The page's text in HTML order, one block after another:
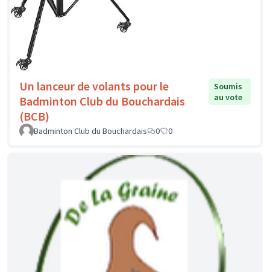
Un lanceur de volants pour le
Badminton Club du Bouchardais
(BCB)
Soumis
au vote
Badminton Club du Bouchardais 0 0